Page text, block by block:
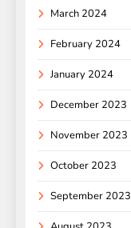
March 2024
February 2024
January 2024
December 2023
November 2023
October 2023
September 2023